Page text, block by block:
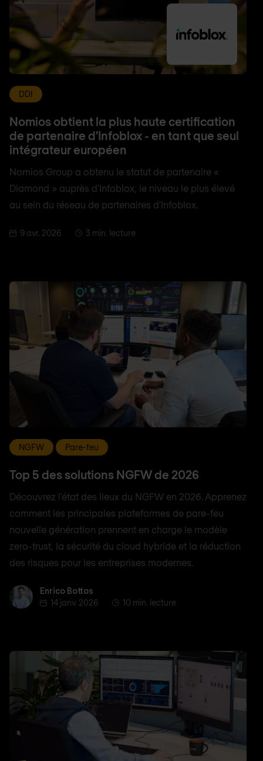
DDI
Nomios obtient la plus haute certification
de partenaire d'Infoblox - en tant que seul
intégrateur européen
Nomios Group a obtenu le statut de partenaire «
Diamond » auprès d'Infoblox, le niveau le plus élevé
au sein du réseau de partenaires d'Infoblox.
9 avr. 2026 3 min. lecture
NGFW Pare-feu
Top 5 des solutions NGFW de 2026
Découvrez l'état des lieux du NGFW en 2026. Apprenez
comment les principales plateformes de pare-feu
nouvelle génération prennent en charge le modèle
zero-trust, la sécurité du cloud hybride et la réduction
des risques pour les entreprises modernes.
Enrico BottosEnrico Bottos
14 janv. 2026
10 min. lecture